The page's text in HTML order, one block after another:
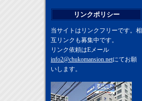
リンクポリシー
当サイトはリンクフリーです。相
互リンクも募集中です。
リンク依頼はEメール
info2@chukomansion.netにてお願
いします。